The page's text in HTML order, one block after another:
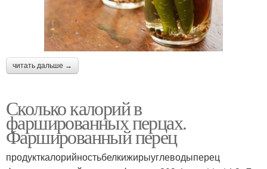
читать дальше →
Сколько калорий в
фаршированных перцах.
Фаршированный перец
продукткалорийностьбелкижирыуглеводыперец